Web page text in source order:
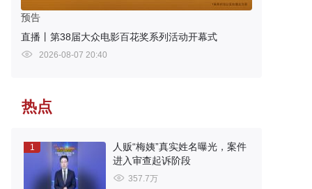
预告
直播丨第38届大众电影百花奖系列活动开幕式
2026-08-07 20:40
热点
1
人贩“梅姨”真实姓名曝光，案件
进入审查起诉阶段
357.7万